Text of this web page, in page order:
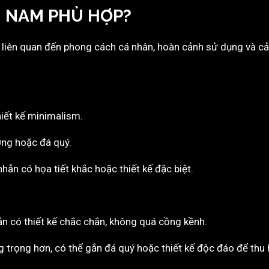
PHÙ HỢP?
quan đến phong cách cá nhân, hoàn cảnh sử dụng và
kế minimalism.
hoặc đá quý.
có họa tiết khắc hoặc thiết kế đặc biệt.
có thiết kế chắc chắn, không quá cồng kềnh.
trọng hơn, có thể gắn đá quý hoặc thiết kế độc đáo để thu